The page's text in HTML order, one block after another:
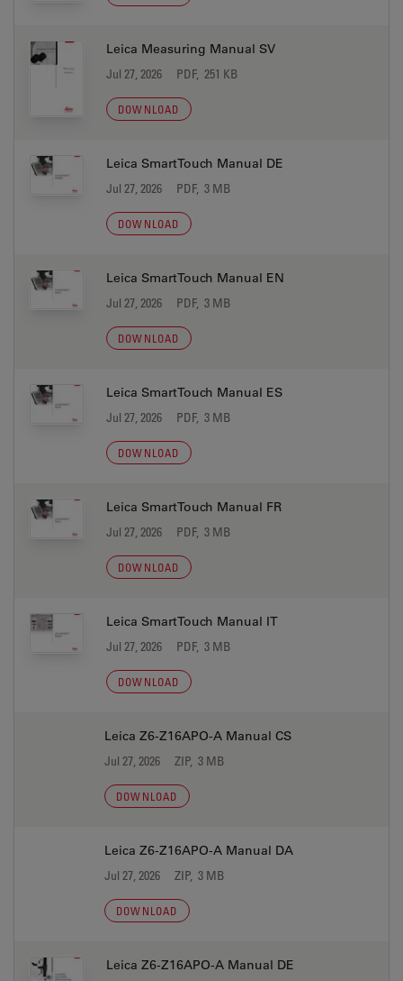
Leica Measuring Manual SV
Jul 27, 2026 PDF, 251 KB
DOWNLOAD
Leica SmartTouch Manual DE
Jul 27, 2026 PDF, 3 MB
DOWNLOAD
Leica SmartTouch Manual EN
Jul 27, 2026 PDF, 3 MB
DOWNLOAD
Leica SmartTouch Manual ES
Jul 27, 2026 PDF, 3 MB
DOWNLOAD
Leica SmartTouch Manual FR
Jul 27, 2026 PDF, 3 MB
DOWNLOAD
Leica SmartTouch Manual IT
Jul 27, 2026 PDF, 3 MB
DOWNLOAD
Leica Z6-Z16APO-A Manual CS
Jul 27, 2026 ZIP, 3 MB
DOWNLOAD
Leica Z6-Z16APO-A Manual DA
Jul 27, 2026 ZIP, 3 MB
DOWNLOAD
Leica Z6-Z16APO-A Manual DE